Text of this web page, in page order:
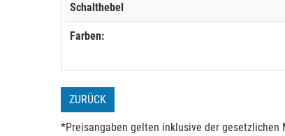
Schalthebel
Farben:
ZURÜCK
*Preisangaben gelten inklusive der gesetzlichen